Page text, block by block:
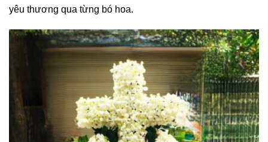
yêu thương qua từng bó hoa.